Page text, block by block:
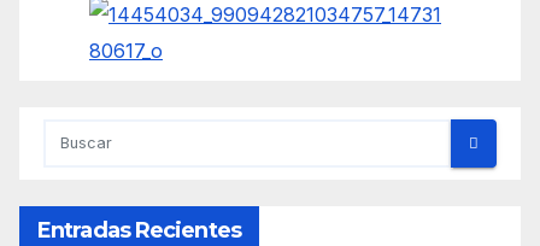
Entradas Recientes